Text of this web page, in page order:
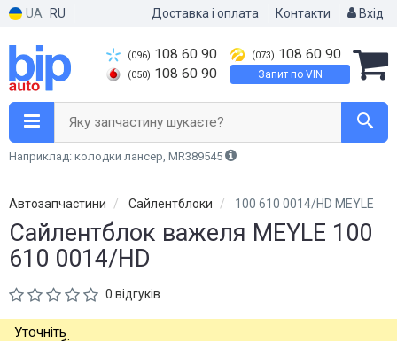
UA RU Доставка і оплата Контакти Вхід
(096) 108 60 90
(050) 108 60 90
(073) 108 60 90
Запит по VIN
Яку запчастину шукаєте?
Наприклад: колодки лансер, MR389545
Автозапчастини Сайлентблоки 100 610 0014/HD MEYLE
Сайлентблок важеля MEYLE 100
610 0014/HD
0 відгуків
Уточніть